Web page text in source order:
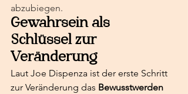
abzubiegen.
Gewahrsein als
Schlüssel zur
Veränderung
Laut Joe Dispenza ist der erste Schritt
zur Veränderung das Bewusstwerden